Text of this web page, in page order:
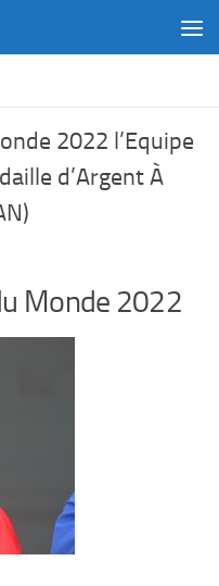
2022 l’Equipe
d’Argent À
Monde 2022